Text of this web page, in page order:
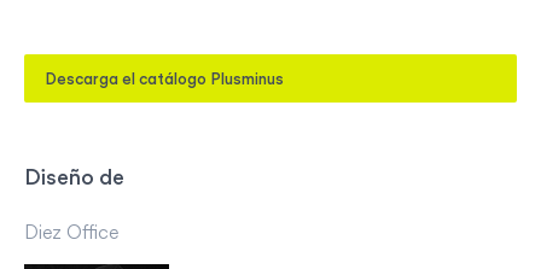
Descarga el catálogo Plusminus
Diseño de
Diez Office